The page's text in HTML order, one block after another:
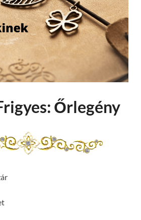
Őrlegény